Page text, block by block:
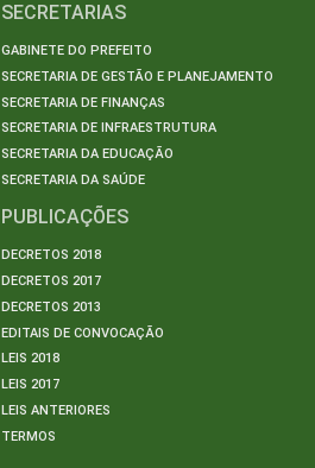
SECRETARIAS
GABINETE DO PREFEITO
SECRETARIA DE GESTÃO E PLANEJAMENTO
SECRETARIA DE FINANÇAS
SECRETARIA DE INFRAESTRUTURA
SECRETARIA DA EDUCAÇÃO
SECRETARIA DA SAÚDE
PUBLICAÇÕES
DECRETOS 2018
DECRETOS 2017
DECRETOS 2013
EDITAIS DE CONVOCAÇÃO
LEIS 2018
LEIS 2017
LEIS ANTERIORES
TERMOS